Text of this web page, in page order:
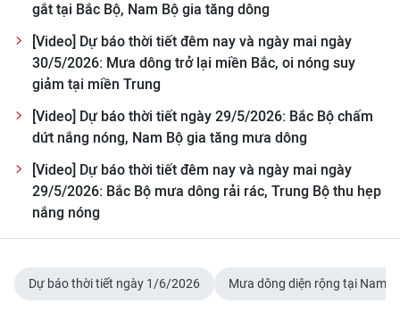
Chuyên trang Hà Nội
Chuyên trang TP. Hồ Chí Minh
CÁC CHUYÊN TRANG
VỀ BÁO NHÂN DÂN
THỜI NAY
NHÂN DÂN CUỐI TUẦN
gắt tại Bắc Bộ, Nam Bộ gia tăng dông
[Video] Dự báo thời tiết đêm nay và ngày mai ngày
30/5/2026: Mưa dông trở lại miền Bắc, oi nóng suy
giảm tại miền Trung
[Video] Dự báo thời tiết ngày 29/5/2026: Bắc Bộ chấm
dứt nắng nóng, Nam Bộ gia tăng mưa dông
[Video] Dự báo thời tiết đêm nay và ngày mai ngày
29/5/2026: Bắc Bộ mưa dông rải rác, Trung Bộ thu hẹp
nắng nóng
Dự báo thời tiết ngày 1/6/2026 Mưa dông diện rộng tại Nam